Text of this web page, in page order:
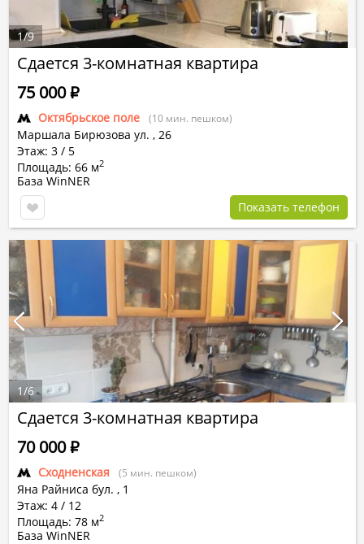
Сдается 3-комнатная квартира
Октябрьское поле (10 мин. пешком)
Маршала Бирюзова ул. , 26
Этаж: 3 / 5
Площадь: 66 м2
75 000Р
База WinNER
Показать телефон
1/9
Сдается 3-комнатная квартира
Сходненская (5 мин. пешком)
Яна Райниса бул. , 1
Этаж: 4 / 12
Площадь: 78 м2
70 000Р
База WinNER
1/6